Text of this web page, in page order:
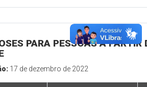
PARA PESSOAS A
17 de dezembro de 2022